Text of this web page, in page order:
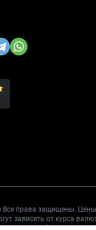
Все права защищены.
зависеть от курса